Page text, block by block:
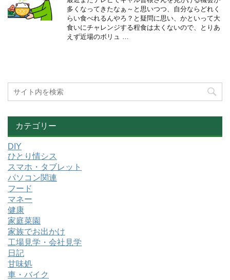
多くなってきたなぁ～と思いつつ、自分ならどれく
らい食べれるんやろ？と疑問に思い、かといって大
食いにチャレンジする程食は太くないので、とりあ
えず近場のボリュ …
カテゴリー
DIY
ひとり情シス
スマホ・タブレット
パソコン関連
フード
マネー
健康
家庭菜園
家族でお出かけ
工場見学・会社見学
日記
甘味処
車・バイク